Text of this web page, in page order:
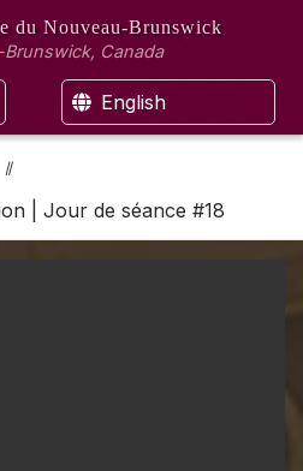
du Nouveau-Brunswick
Canada
English
| Jour de séance #18